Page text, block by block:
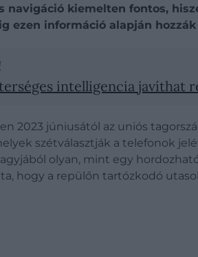
navigáció kiemelten fontos,
ezen információ alapján
intelligencia javíthat
2023 júniusától az uniós
szétválasztják a telefonok
olyan, mint egy
hogy a repülőn tartózkodó